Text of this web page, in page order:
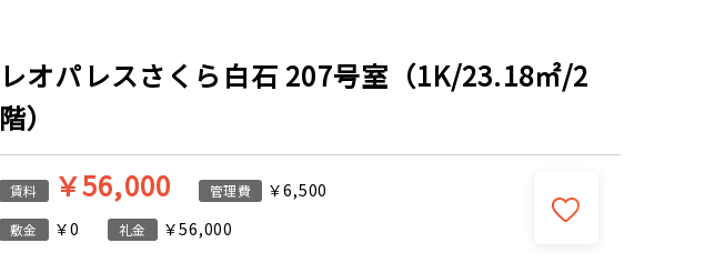
レオパレスさくら白石 207号室（1K/23.18㎡/2
階）
賃料 ￥56,000 管理費 ￥6,500
敷金 ￥0 礼金 ￥56,000